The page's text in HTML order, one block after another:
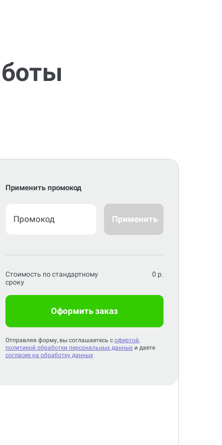
Применить промокод
Применить
Стоимость по стандартному
сроку
0 р.
Оформить заказ
Отправляя форму, вы соглашаетесь с офертой,
политикой обработки персональных данныхи даете
согласие на обработку данных